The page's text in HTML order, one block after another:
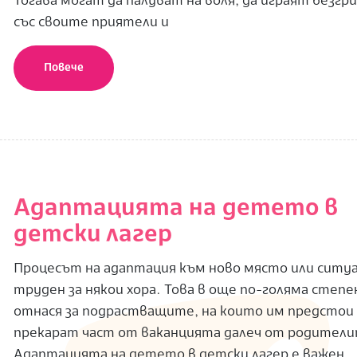
със своите приятели и
Повече
Адаптацията на детето в
детски лагер
Процесът на адаптация към ново място или
труден за някои хора. Това в още по-голяма
отнася за подрастващите, на които им предстои
прекарат част от ваканцията далеч от